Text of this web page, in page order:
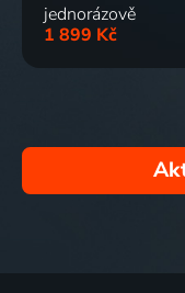
jednorázově
1 899 Kč